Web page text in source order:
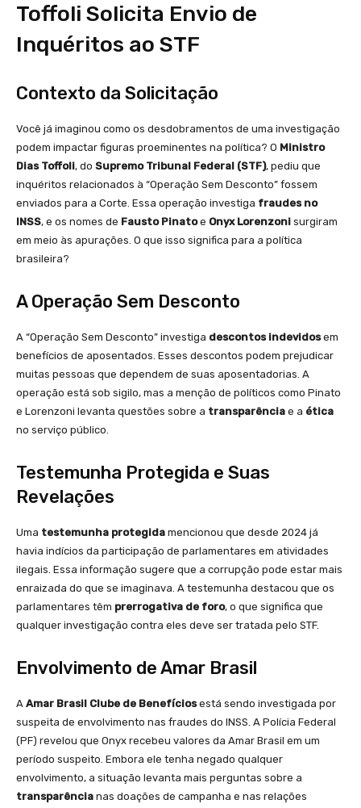
Toffoli Solicita Envio de
Inquéritos ao STF
Contexto da Solicitação
Você já imaginou como os desdobramentos de uma investigação
podem impactar figuras proeminentes na política? O Ministro
Dias Toffoli, do Supremo Tribunal Federal (STF), pediu que
inquéritos relacionados à “Operação Sem Desconto” fossem
enviados para a Corte. Essa operação investiga fraudes no
INSS, e os nomes de Fausto Pinatoe Onyx Lorenzoni surgiram
em meio às apurações. O que isso significa para a política
brasileira?
A Operação Sem Desconto
A “Operação Sem Desconto” investiga descontos indevidosem
benefícios de aposentados. Esses descontos podem prejudicar
muitas pessoas que dependem de suas aposentadorias. A
operação está sob sigilo, mas a menção de políticos como Pinato
e Lorenzoni levanta questões sobre a transparência e a ética
no serviço público.
Testemunha Protegida e Suas
Revelações
Uma testemunha protegida mencionou que desde 2024 já
havia indícios da participação de parlamentares em atividades
ilegais. Essa informação sugere que a corrupção pode estar mais
enraizada do que se imaginava. A testemunha destacou que os
parlamentares têm prerrogativa de foro, o que significa que
qualquer investigação contra eles deve ser tratada pelo STF.
Envolvimento de Amar Brasil
A Amar Brasil Clube de Benefíciosestá sendo investigada por
suspeita de envolvimento nas fraudes do INSS. A Polícia Federal
(PF) revelou que Onyx recebeu valores da Amar Brasil em um
período suspeito. Embora ele tenha negado qualquer
envolvimento, a situação levanta mais perguntas sobre a
transparência nas doações de campanha e nas relações